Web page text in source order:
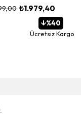
₺1.979,40
%40
Ücretsiz Kargo